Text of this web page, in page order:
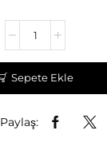
Sepete Ekle
Paylaş: